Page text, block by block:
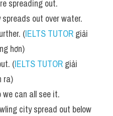
spreading out.
out over water.
(IELTS TUTOR giải
hơn)
(IELTS TUTOR giải
ra)
can all see it.
city spread out below